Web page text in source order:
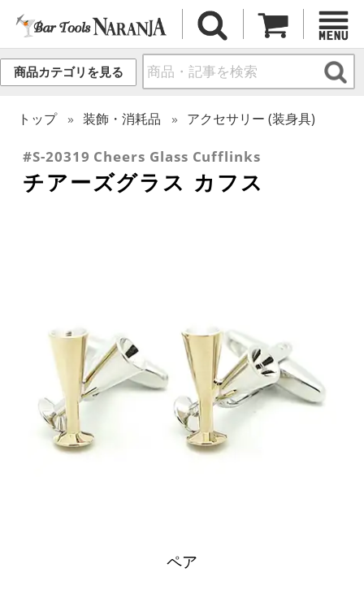
商品カテゴリを見る
トップ 装飾・消耗品 アクセサリー (装身具)
#S-20319 Cheers Glass Cufflinks
チアーズグラス カフス
ペア